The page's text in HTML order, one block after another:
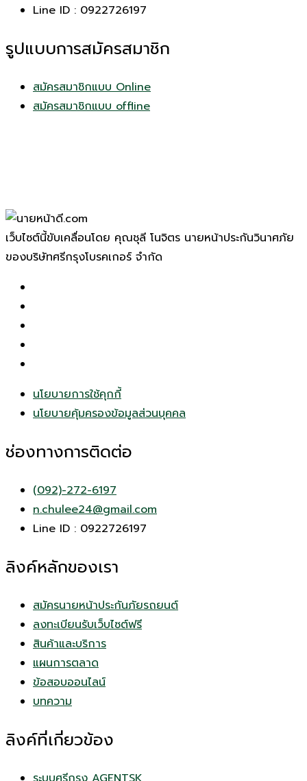
Line ID : 0922726197
รูปแบบการสมัครสมาชิก
สมัครสมาชิกแบบ Online
สมัครสมาชิกแบบ offline
เว็บไซต์นี้ขับเคลื่อนโดย คุณชุลี โนจิตร นายหน้าประกันวินาศภัย
ของบริษัทศรีกรุงโบรคเกอร์ จำกัด
นโยบายการใช้คุกกี้
นโยบายคุ้มครองข้อมูลส่วนบุคคล
ช่องทางการติดต่อ
(092)-272-6197
n.chulee24@gmail.com
Line ID : 0922726197
ลิงค์หลักของเรา
สมัครนายหน้าประกันภัยรถยนต์
ลงทะเบียนรับเว็บไซต์ฟรี
สินค้าและบริการ
แผนการตลาด
ข้อสอบออนไลน์
บทความ
ลิงค์ที่เกี่ยวข้อง